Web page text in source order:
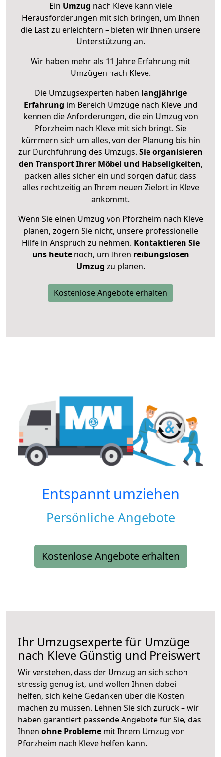
Ein Umzug nach Kleve kann viele
Herausforderungen mit sich bringen, um Ihnen
die Last zu erleichtern – bieten wir Ihnen unsere
Unterstützung an.
Wir haben mehr als 11 Jahre Erfahrung mit
Umzügen nach Kleve.
Die Umzugsexperten haben langjährige
Erfahrung im Bereich Umzüge nach Kleve und
kennen die Anforderungen, die ein Umzug von
Pforzheim nach Kleve mit sich bringt. Sie
kümmern sich um alles, von der Planung bis hin
zur Durchführung des Umzugs. Sie organisieren
den Transport Ihrer Möbel und Habseligkeiten,
packen alles sicher ein und sorgen dafür, dass
alles rechtzeitig an Ihrem neuen Zielort in Kleve
ankommt.
Wenn Sie einen Umzug von Pforzheim nach Kleve
planen, zögern Sie nicht, unsere professionelle
Hilfe in Anspruch zu nehmen. Kontaktieren Sie
uns heutenoch, um Ihren reibungslosen
Umzug zu planen.
Kostenlose Angebote erhalten
Entspannt umziehen
Persönliche Angebote
Kostenlose Angebote erhalten
Ihr Umzugsexperte für Umzüge
nach Kleve Günstig und Preiswert
Wir verstehen, dass der Umzug an sich schon
stressig genug ist, und wollen Ihnen dabei
helfen, sich keine Gedanken über die Kosten
machen zu müssen. Lehnen Sie sich zurück – wir
haben garantiert passende Angebote für Sie, das
Ihnen ohne Probleme mit Ihrem Umzug von
Pforzheim nach Kleve helfen kann.